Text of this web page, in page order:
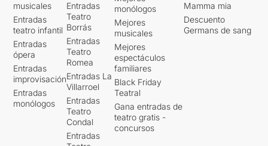
musicales
Entradas
teatro infantil
Entradas
ópera
Entradas
improvisación
Entradas
monólogos
Entradas
Teatro
Borrás
Entradas
Teatro
Romea
Entradas La
Villarroel
Entradas
Teatro
Condal
Entradas
monólogos
Mejores
musicales
Mejores
espectáculos
familiares
Black Friday
Teatral
Gana entradas de
teatro gratis -
concursos
Mamma mia
Descuento
Germans de sang